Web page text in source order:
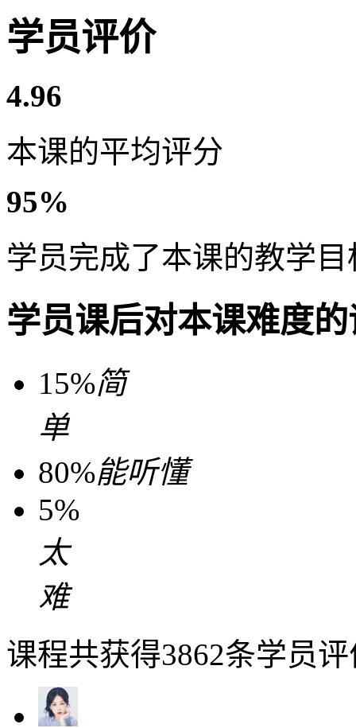
学员评价
4.96
本课的平均评分
95%
学员完成了本课的教学目
学员课后对本课难度
15%简
单
80%能听懂
5%
太
难
课程共获得3862条学员